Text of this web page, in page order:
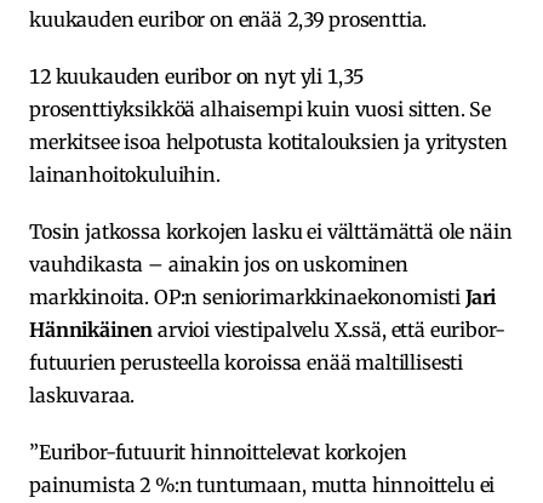
kuukauden euribor on enää 2,39 prosenttia.
12 kuukauden euribor on nyt yli 1,35
prosenttiyksikköä alhaisempi kuin vuosi sitten. Se
merkitsee isoa helpotusta kotitalouksien ja yritysten
lainanhoitokuluihin.
Tosin jatkossa korkojen lasku ei välttämättä ole näin
vauhdikasta – ainakin jos on uskominen
markkinoita. OP:n seniorimarkkinaekonomisti Jari
Hännikäinen arvioi viestipalvelu X.ssä, että euribor-
futuurien perusteella koroissa enää maltillisesti
laskuvaraa.
”Euribor-futuurit hinnoittelevat korkojen
painumista 2 %:n tuntumaan, mutta hinnoittelu ei